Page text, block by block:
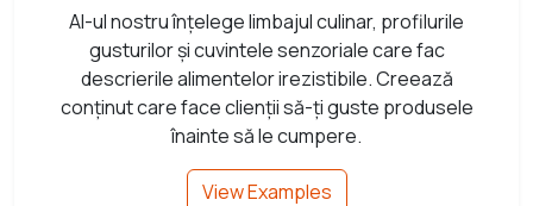
AI-ul nostru înțelege limbajul culinar, profilurile
gusturilor și cuvintele senzoriale care fac
descrierile alimentelor irezistibile. Creează
conținut care face clienții să-ți guste produsele
înainte să le cumpere.
View Examples